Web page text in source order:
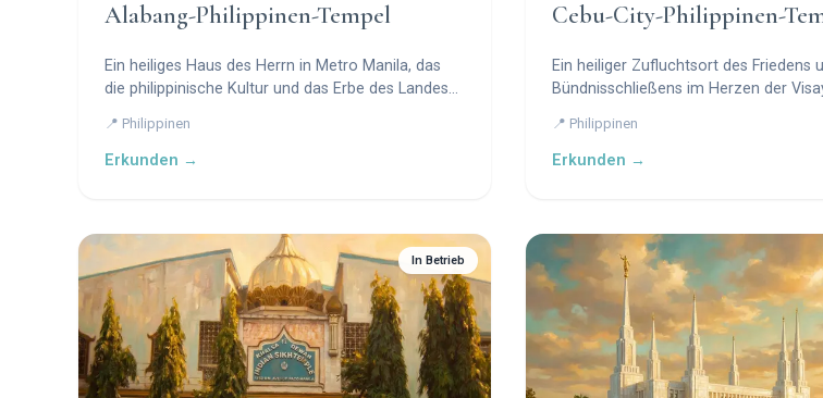
Alabang-Philippinen-Tempel
Ein heiliges Haus des Herrn in Metro Manila, das
die philippinische Kultur und das Erbe des Landes
📍 Philippinen
Erkunden →
Cebu-City-Philippinen-
Ein heiliger Zufluchtsort des Friedens
Bündnisschließens im Herzen der
📍 Philippinen
Erkunden →
In Betrieb